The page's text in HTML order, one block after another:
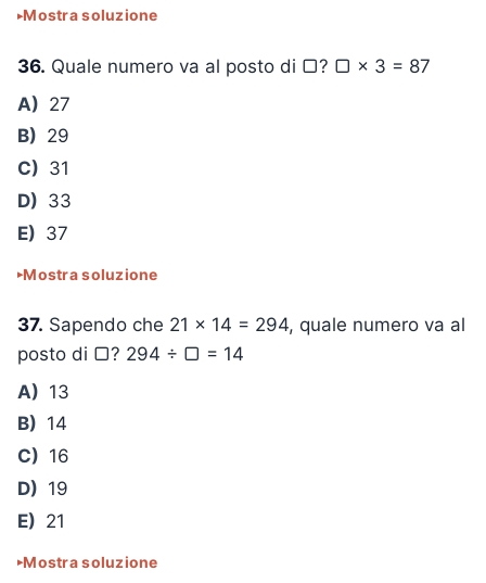
Mostra soluzione
36. Quale numero va al posto di ▢? ▢ × 3 = 87
A) 27
B) 29
C) 31
D) 33
E) 37
Mostra soluzione
37. Sapendo che 21 × 14 = 294, quale numero va al
posto di ▢? 294 ÷ ▢ = 14
A) 13
B) 14
C) 16
D) 19
E) 21
Mostra soluzione